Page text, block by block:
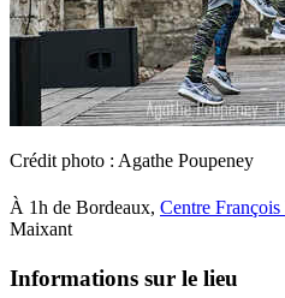
Crédit photo : Agathe Poupeney
À 1h de Bordeaux, Centre
Maixant
Informations sur le lieu